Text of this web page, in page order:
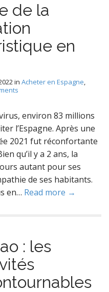
de la
en
in Acheter en Espagne,
environ 83 millions
l’Espagne. Après une
2021 fut réconfortante
qu’il y a 2 ans, la
autant pour ses
de ses habitants.
en… Read more →
: les